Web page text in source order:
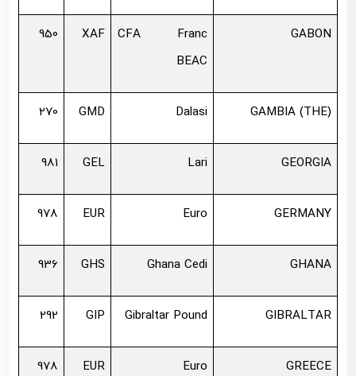
GABON
CFA Franc
BEAC
XAF
950
GAMBIA (THE)
Dalasi
GMD
270
GEORGIA
Lari
GEL
981
GERMANY
Euro
EUR
978
GHANA
Ghana Cedi
GHS
936
GIBRALTAR
Gibraltar Pound
GIP
292
GREECE
Euro
EUR
978